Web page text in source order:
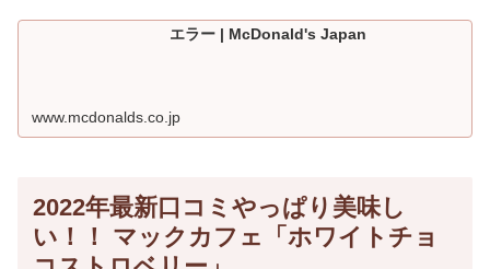
エラー | McDonald's Japan
www.mcdonalds.co.jp
2022年最新口コミやっぱり美味し
い！！ マックカフェ「ホワイトチョ